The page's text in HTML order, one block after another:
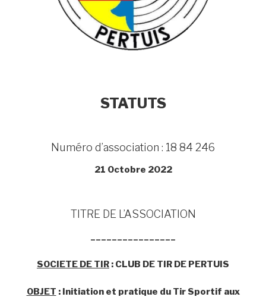
STATUTS
Numéro d’association : 18 84 246
21 Octobre 2022
TITRE DE L’ASSOCIATION
SOCIETE DE TIR : CLUB DE TIR DE PERTUIS
OBJET : Initiation et pratique du Tir Sportif aux